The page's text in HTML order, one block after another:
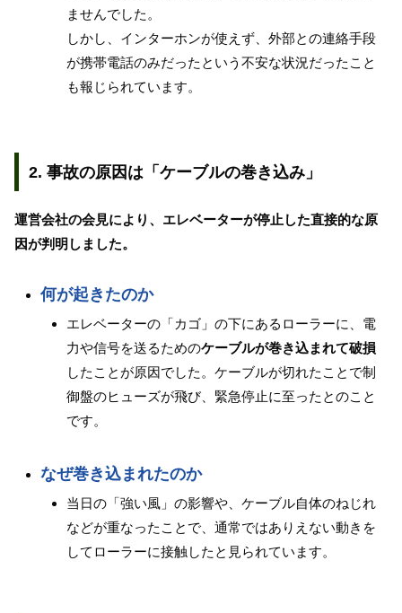
ませんでした。
しかし、インターホンが使えず、外部との連絡手段
が携帯電話のみだったという不安な状況だったこと
も報じられています。
2. 事故の原因は「ケーブルの巻き込み」
運営会社の会見により、エレベーターが停止した直接的な原
因が判明しました。
何が起きたのか
エレベーターの「カゴ」の下にあるローラーに、電
力や信号を送るためのケーブルが巻き込まれて破損
したことが原因でした。ケーブルが切れたことで制
御盤のヒューズが飛び、緊急停止に至ったとのこと
です。
なぜ巻き込まれたのか
当日の「強い風」の影響や、ケーブル自体のねじれ
などが重なったことで、通常ではありえない動きを
してローラーに接触したと見られています。